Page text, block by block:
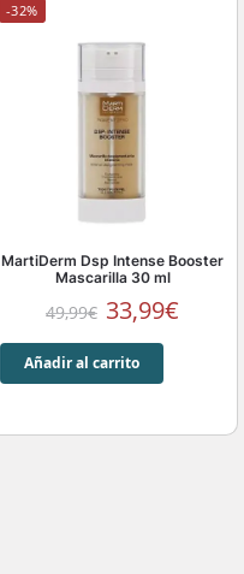
-32%
MartiDerm Dsp Intense Booster
Mascarilla 30 ml
49,99€ 33,99€
Añadir al carrito